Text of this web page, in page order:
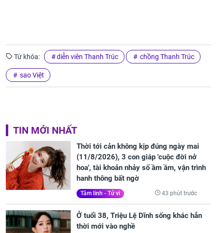
Từ khóa: diễn viên Thanh Trúc chồng Thanh Trúc
sao Việt
TIN MỚI NHẤT
Thời tới cản không kịp đúng ngày mai
(11/8/2026), 3 con giáp 'cuộc đời nở
hoa', tài khoản nhảy số ầm ầm, vận trình
hanh thông bất ngờ
Tâm linh - Tử vi 43 phút trước
Ở tuổi 38, Triệu Lệ Dĩnh sống khác hẳn
thời mới vào nghề